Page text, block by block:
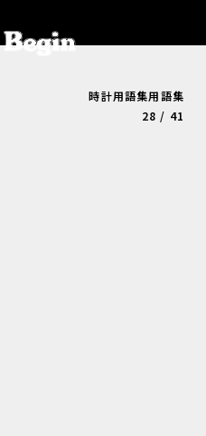
時計用語集用語集
28 / 41